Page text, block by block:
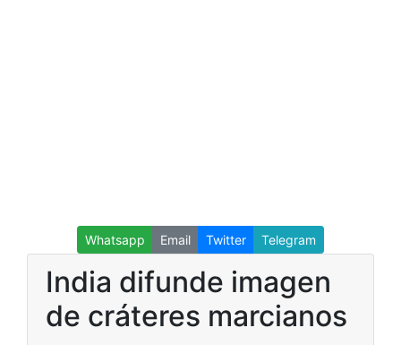
Whatsapp Email Twitter Telegram
India difunde imagen
de cráteres marcianos